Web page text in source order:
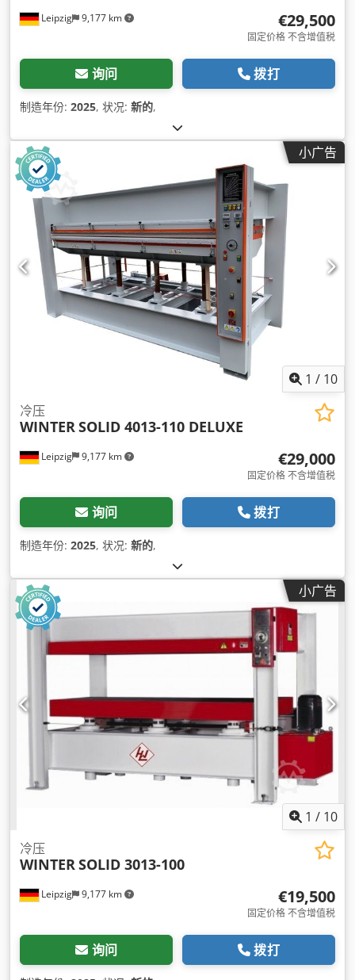
Leipzig 9,177 km €29,500
固定价格 不含增值税
询问 拨打
制造年份: 2025, 状况: 新的,
小广告
1 / 10
Leipzig 9,177 km
冷压
WINTER SOLID 4013-110 DELUXE
€29,000
固定价格 不含增值税
询问 拨打
制造年份: 2025, 状况: 新的,
小广告
1 / 10
Leipzig 9,177 km
冷压
WINTERSOLID 3013-100
€19,500
固定价格 不含增值税
询问 拨打